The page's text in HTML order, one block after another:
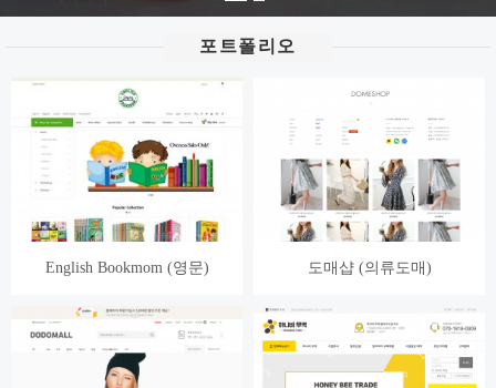
포트폴리오
English Bookmom (영문) 도매샵 (의류도매)